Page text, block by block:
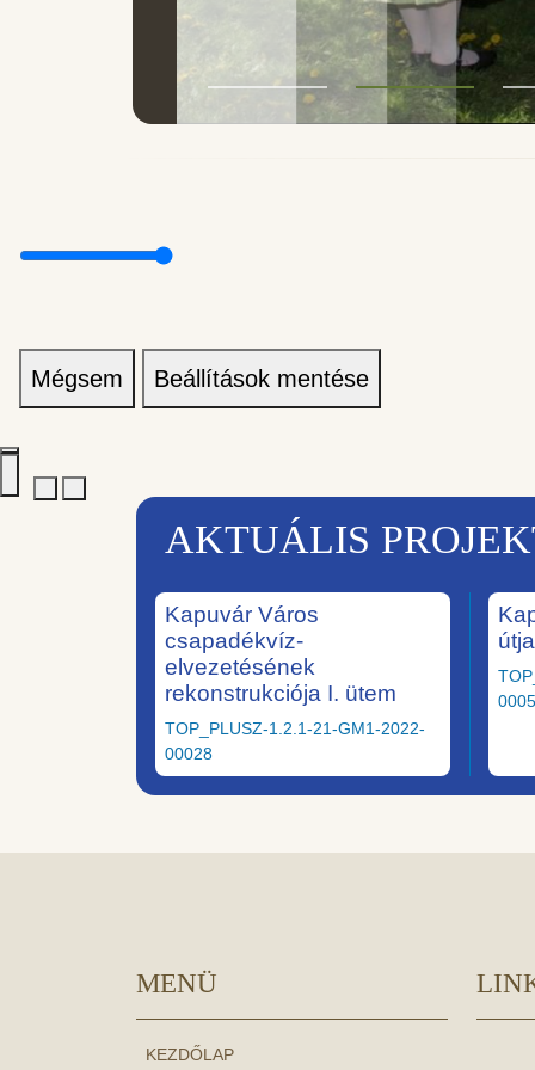
Mégsem Beállítások mentése
AKTUÁLIS
Kapuvár Város
csapadékvíz-
elvezetésének
rekonstrukciója I. ütem
TOP_PLUSZ-1.2.1-21-GM1-2022-
00028
MENÜ
KEZDŐLAP